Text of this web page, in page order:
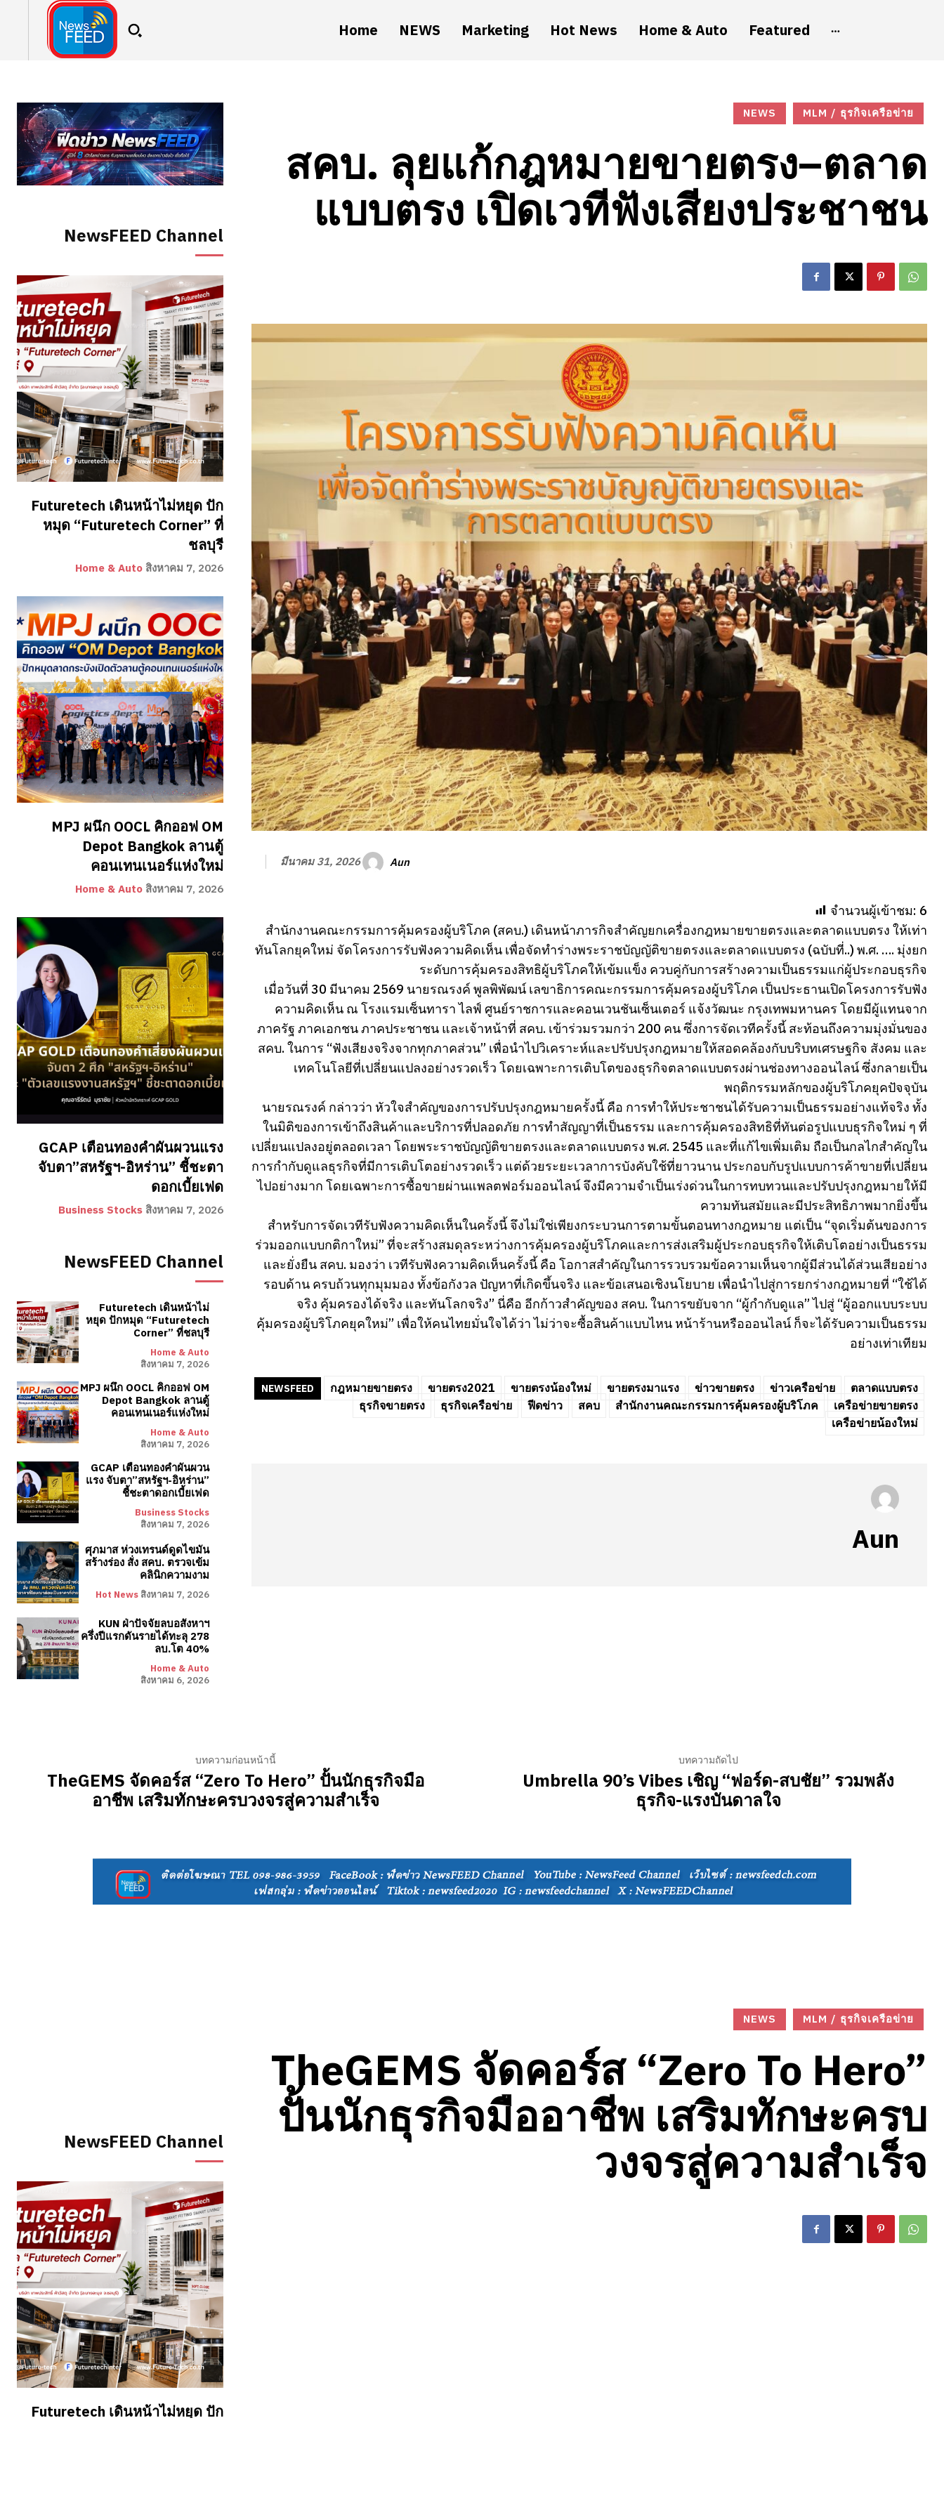
Home NEWS Marketing Hot News Home & Auto Featured
NewsFEED Channel
Futuretech เดินหน้าไม่หยุด ปัก
หมุด “Futuretech Corner” ที่
ชลบุรี
Home & Auto สิงหาคม 7, 2026
MPJ ผนึก OOCL คิกออฟ OM
Depot Bangkok ลานตู้
คอนเทนเนอร์แห่งใหม่
Home & Auto สิงหาคม 7, 2026
GCAP เตือนทองคำผันผวนแรง
จับตา”สหรัฐฯ-อิหร่าน” ชี้ชะตา
ดอกเบี้ยเฟด
Business Stocks สิงหาคม 7, 2026
NewsFEED Channel
Futuretech เดินหน้าไม่
หยุด ปักหมุด “Futuretech
Corner” ที่ชลบุรี
Home & Auto
สิงหาคม 7, 2026
MPJ ผนึก OOCL คิกออฟ OM
Depot Bangkok ลานตู้
คอนเทนเนอร์แห่งใหม่
Home & Auto
สิงหาคม 7, 2026
GCAP เตือนทองคำผันผวน
แรง จับตา”สหรัฐฯ-อิหร่าน”
ชี้ชะตาดอกเบี้ยเฟด
Business Stocks
สิงหาคม 7, 2026
ศุภมาส ห่วงเทรนด์ดูดไขมัน
สร้างร่อง สั่ง สคบ. ตรวจเข้ม
คลินิกความงาม
Hot News สิงหาคม 7, 2026
KUN ฝ่าปัจจัยลบอสังหาฯ
ครึ่งปีแรกดันรายได้ทะลุ 278
ลบ.โต 40%
Home & Auto
สิงหาคม 6, 2026
NEWS MLM / ธุรกิจเครือข่าย
สคบ. ลุยแก้กฎหมายขายตรง–ตลาด
แบบตรง เปิดเวทีฟังเสียงประชาชน
มีนาคม 31, 2026 Aun
จำนวนผู้เข้าชม: 6
สำนักงานคณะกรรมการคุ้มครองผู้บริโภค (สคบ.) เดินหน้าภารกิจสำคัญยกเครื่องกฎหมายขายตรงและตลาดแบบตรง ให้เท่า
ทันโลกยุคใหม่ จัดโครงการรับฟังความคิดเห็น เพื่อจัดทำร่างพระราชบัญญัติขายตรงและตลาดแบบตรง (ฉบับที่..) พ.ศ. …. มุ่งยก
ระดับการคุ้มครองสิทธิผู้บริโภคให้เข้มแข็ง ควบคู่กับการสร้างความเป็นธรรมแก่ผู้ประกอบธุรกิจ
เมื่อวันที่ 30 มีนาคม 2569 นายรณรงค์ พูลพิพัฒน์ เลขาธิการคณะกรรมการคุ้มครองผู้บริโภค เป็นประธานเปิดโครงการรับฟัง
ความคิดเห็น ณ โรงแรมเซ็นทารา ไลฟ์ ศูนย์ราชการและคอนเวนชันเซ็นเตอร์ แจ้งวัฒนะ กรุงเทพมหานคร โดยมีผู้แทนจาก
ภาครัฐ ภาคเอกชน ภาคประชาชน และเจ้าหน้าที่ สคบ. เข้าร่วมรวมกว่า 200 คน ซึ่งการจัดเวทีครั้งนี้ สะท้อนถึงความมุ่งมั่นของ
สคบ. ในการ “ฟังเสียงจริงจากทุกภาคส่วน” เพื่อนำไปวิเคราะห์และปรับปรุงกฎหมายให้สอดคล้องกับบริบทเศรษฐกิจ สังคม และ
เทคโนโลยีที่เปลี่ยนแปลงอย่างรวดเร็ว โดยเฉพาะการเติบโตของธุรกิจตลาดแบบตรงผ่านช่องทางออนไลน์ ซึ่งกลายเป็น
พฤติกรรมหลักของผู้บริโภคยุคปัจจุบัน
นายรณรงค์ กล่าวว่า หัวใจสำคัญของการปรับปรุงกฎหมายครั้งนี้ คือ การทำให้ประชาชนได้รับความเป็นธรรมอย่างแท้จริง ทั้ง
ในมิติของการเข้าถึงสินค้าและบริการที่ปลอดภัย การทำสัญญาที่เป็นธรรม และการคุ้มครองสิทธิที่ทันต่อรูปแบบธุรกิจใหม่ ๆ ที่
เปลี่ยนแปลงอยู่ตลอดเวลา โดยพระราชบัญญัติขายตรงและตลาดแบบตรง พ.ศ. 2545 และที่แก้ไขเพิ่มเติม ถือเป็นกลไกสำคัญใน
การกำกับดูแลธุรกิจที่มีการเติบโตอย่างรวดเร็ว แต่ด้วยระยะเวลาการบังคับใช้ที่ยาวนาน ประกอบกับรูปแบบการค้าขายที่เปลี่ยน
ไปอย่างมาก โดยเฉพาะการซื้อขายผ่านแพลตฟอร์มออนไลน์ จึงมีความจำเป็นเร่งด่วนในการทบทวนและปรับปรุงกฎหมายให้มี
ความทันสมัยและมีประสิทธิภาพมากยิ่งขึ้น
สำหรับการจัดเวทีรับฟังความคิดเห็นในครั้งนี้ จึงไม่ใช่เพียงกระบวนการตามขั้นตอนทางกฎหมาย แต่เป็น “จุดเริ่มต้นของการ
ร่วมออกแบบกติกาใหม่” ที่จะสร้างสมดุลระหว่างการคุ้มครองผู้บริโภคและการส่งเสริมผู้ประกอบธุรกิจให้เติบโตอย่างเป็นธรรม
และยั่งยืน สคบ. มองว่า เวทีรับฟังความคิดเห็นครั้งนี้ คือ โอกาสสำคัญในการรวบรวมข้อความเห็นจากผู้มีส่วนได้ส่วนเสียอย่าง
รอบด้าน ครบถ้วนทุกมุมมอง ทั้งข้อกังวล ปัญหาที่เกิดขึ้นจริง และข้อเสนอเชิงนโยบาย เพื่อนำไปสู่การยกร่างกฎหมายที่ “ใช้ได้
จริง คุ้มครองได้จริง และทันโลกจริง” นี่คือ อีกก้าวสำคัญของ สคบ. ในการขยับจาก “ผู้กำกับดูแล” ไปสู่ “ผู้ออกแบบระบบ
คุ้มครองผู้บริโภคยุคใหม่” เพื่อให้คนไทยมั่นใจได้ว่า ไม่ว่าจะซื้อสินค้าแบบไหน หน้าร้านหรือออนไลน์ ก็จะได้รับความเป็นธรรม
อย่างเท่าเทียม
NEWSFEED กฎหมายขายตรง ขายตรง2021 ขายตรงน้องใหม่ ขายตรงมาแรง ข่าวขายตรง ข่าวเครือข่าย
ตลาดแบบตรง
ธุรกิจขายตรง
ธุรกิจเครือข่าย ฟีดข่าว สคบ สำนักงานคณะกรรมการคุ้มครองผู้บริโภค
เครือข่ายขายตรง
เครือข่ายน้องใหม่
Aun
บทความก่อนหน้านี้
TheGEMS จัดคอร์ส “Zero To Hero” ปั้นนักธุรกิจมือ
อาชีพ เสริมทักษะครบวงจรสู่ความสำเร็จ
บทความถัดไป
Umbrella 90’s Vibes เชิญ “ฟอร์ด-สบชัย” รวมพลัง
ธุรกิจ-แรงบันดาลใจ